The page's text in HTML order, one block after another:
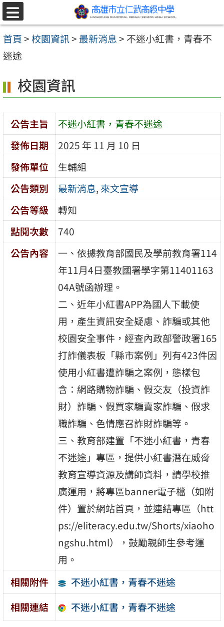
跳至主要內容區
選
單
首頁>校園資訊> 最新消息> 不迷小紅書，青春不
迷途
校園資訊
公告主旨
不迷小紅書，青春不迷途
發佈日期
2025 年 11 月 10 日
發佈單位
生輔組
公告類別
最新消息,來文宣導
公告等級
轉知
點閱次數
740
公告內容
一、依據教育部國民及學前教育署114
年11月4日臺教國署學字第11401163
04A號函辦理。
二、近年小紅書APP為國人下載使
用，產生資訊安全疑慮、詐騙或其他
校園安全事件，經查內政部警政署165
打詐儀表板「縣市案例」列有423件因
使用小紅書遭詐騙之案例，態樣包
含：網路購物詐騙、假交友（投資詐
財）詐騙、假買家騙賣家詐騙、假求
職詐騙、色情應召詐財詐騙等。
三、教育部建置「不迷小紅書，青春
不迷途」專區，提供小紅書潛在威脅
教育宣導資源及講師資料，請學校推
廣運用，將專區banner電子檔（如附
件）置於網站首頁，並連結專區（htt
ps://eliteracy.edu.tw/Shorts/xiaoho
ngshu.html），鼓勵親師生參考運
用。
相關附件
不迷小紅書，青春不迷途
相關連結
不迷小紅書，青春不迷途